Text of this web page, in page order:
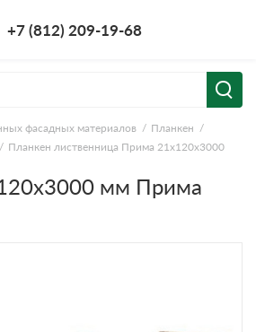
+7 (812) 209-19-68
фасадных материалов
Планкен
Планкен лиственница Прима 21х120х3000
мм Прима